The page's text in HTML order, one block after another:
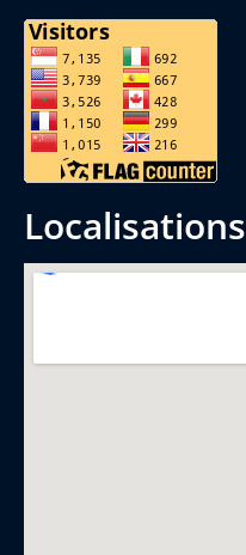
localisations